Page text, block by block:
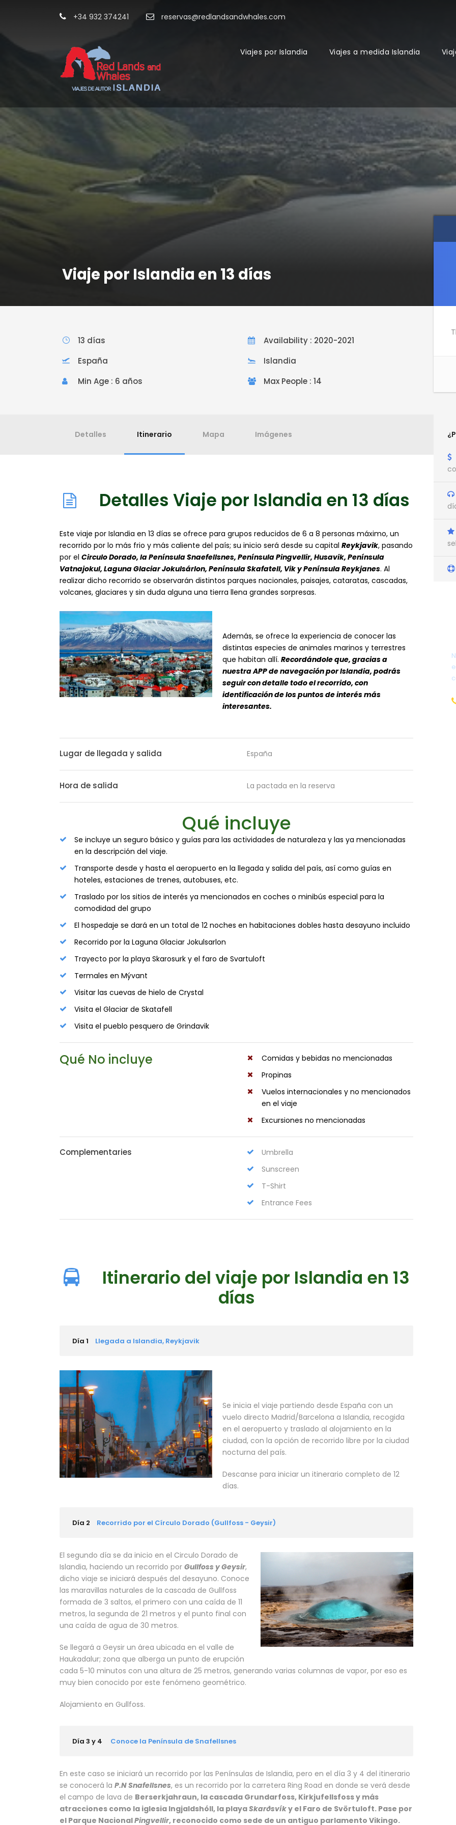
+34 932 374241 reservas@redlandsandwhales.com
Viajes por Islandia Viajes a medida Islandia
Viaje por Islandia en 13 días
13 días
Availability : 2020-2021
España
Islandia
Min Age : 6 años
Max People : 14
Detalles Itinerario Mapa Imágenes
Detalles Viaje por Islandia en 13 días
Este viaje por Islandia en 13 días se ofrece para grupos reducidos de 6 a 8 personas máximo, un
recorrido por lo más frio y más caliente del país; su inicio será desde su capital Reykjavik, pasando
por el Circulo Dorado, la Península Snaefellsnes, Península Pingvellir, Husavik, Península
Vatnajokul, Laguna Glaciar Jokulsárlon, Península Skafatell, Vik y Península Reykjanes. Al
realizar dicho recorrido se observarán distintos parques nacionales, paisajes, cataratas, cascadas,
volcanes, glaciares y sin duda alguna una tierra llena grandes sorpresas.
Además, se ofrece la experiencia de conocer las
distintas especies de animales marinos y terrestres
que habitan allí. Recordándole que, gracias a
nuestra APP de navegación por Islandia, podrás
seguir con detalle todo el recorrido, con
identificación de los puntos de interés más
interesantes.
Lugar de llegada y salida España
Hora de salida La pactada en la reserva
Qué incluye
Se incluye un seguro básico y guías para las actividades de naturaleza y las ya mencionadas
en la descripción del viaje.
Transporte desde y hasta el aeropuerto en la llegada y salida del país, así como guías en
hoteles, estaciones de trenes, autobuses, etc.
Traslado por los sitios de interés ya mencionados en coches o minibús especial para la
comodidad del grupo
El hospedaje se dará en un total de 12 noches en habitaciones dobles hasta desayuno incluido
Recorrido por la Laguna Glaciar Jokulsarlon
Trayecto por la playa Skarosurk y el faro de Svartuloft
Termales en Mývant
Visitar las cuevas de hielo de Crystal
Visita el Glaciar de Skatafell
Visita el pueblo pesquero de Grindavik
Qué No incluye
Comidas y bebidas no mencionadas
Propinas
Vuelos internacionales y no mencionados
en el viaje
Excursiones no mencionadas
Complementaries
Umbrella
Sunscreen
T-Shirt
Entrance Fees
Itinerario del viaje por Islandia en 13
días
Día 1 Llegada a Islandia, Reykjavik
Se inicia el viaje partiendo desde España con un
vuelo directo Madrid/Barcelona a Islandia, recogida
en el aeropuerto y traslado al alojamiento en la
ciudad, con la opción de recorrido libre por la ciudad
nocturna del país.
Descanse para iniciar un itinerario completo de 12
días.
Día 2 Recorrido por el Círculo Dorado (Gullfoss - Geysir)
El segundo día se da inicio en el Circulo Dorado de
Islandia, haciendo un recorrido por Gullfoss y Geysir,
dicho viaje se iniciará después del desayuno. Conoce
las maravillas naturales de la cascada de Gullfoss
formada de 3 saltos, el primero con una caída de 11
metros, la segunda de 21 metros y el punto final con
una caída de agua de 30 metros.
Se llegará a Geysir un área ubicada en el valle de
Haukadalur; zona que alberga un punto de erupción
cada 5-10 minutos con una altura de 25 metros, generando varias columnas de vapor, por eso es
muy bien conocido por este fenómeno geométrico.
Alojamiento en Gullfoss.
Día 3 y 4 Conoce la Península de Snafellsnes
En este caso se iniciará un recorrido por las Penínsulas de Islandia, pero en el día 3 y 4 del itinerario
se conocerá la P.N Snafellsnes, es un recorrido por la carretera Ring Road en donde se verá desde
el campo de lava de Berserkjahraun, la cascada Grundarfoss, Kirkjufellsfoss y más
atracciones como la iglesia Ingjaldshóll, la playaSkarðsvíky el Faro de Svörtuloft. Pase por
el Parque NacionalPingvellir, reconocido como sede de un antiguo parlamento Vikingo.